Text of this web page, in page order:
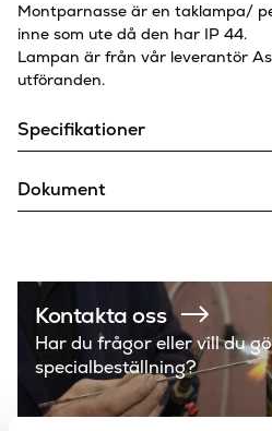
Montparnasse är en taklampa/
inne som ute då den har IP 44.
Lampan är från vår leverantör
utföranden.
Specifikationer
Dimbar
Höjd (mm)
IP-klass
Maxstyrka
Dokument
Kontakta oss
Har du frågor eller vill du
specialbeställning?